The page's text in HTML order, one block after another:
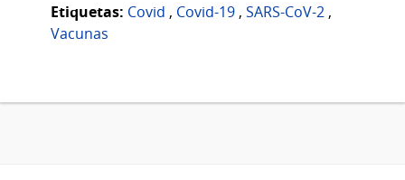
Etiquetas: Covid , Covid-19 , SARS-CoV-2 ,
Vacunas